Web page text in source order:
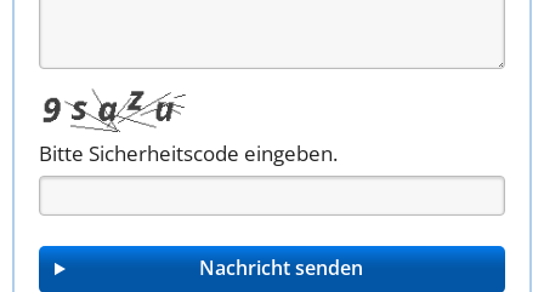
Bitte Sicherheitscode eingeben.